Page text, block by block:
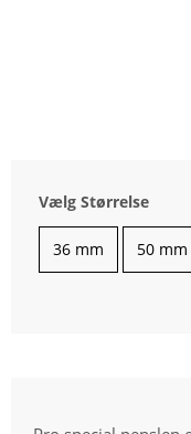
Vælg Størrelse
36 mm 50 mm